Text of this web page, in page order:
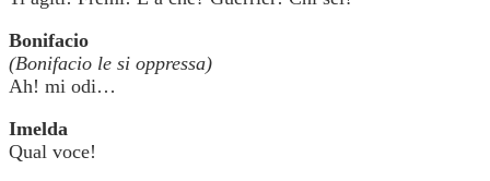
Bonifacio
(Bonifacio le si oppressa)
Ah! mi odi…
Imelda
Qual voce!